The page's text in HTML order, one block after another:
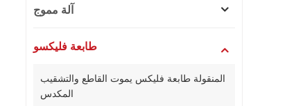
آلة مموج
طابعة فليكسو
المنقولة طابعة فليكس يموت القاطع والتشقيب
المكدس